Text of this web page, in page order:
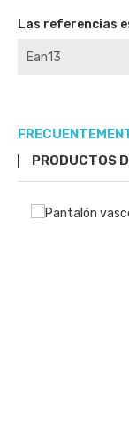
Las referencias
Ean13
PRODUCTOS